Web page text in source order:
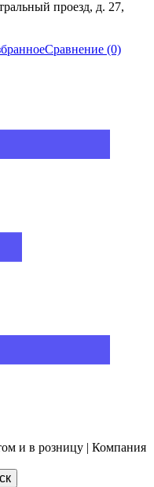
проезд, д. 27,
Сравнение (0)
и в розницу | Компания